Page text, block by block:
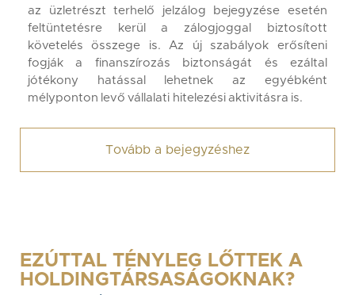
az üzletrészt terhelő jelzálog bejegyzése esetén
feltüntetésre kerül a zálogjoggal biztosított
követelés összege is. Az új szabályok erősíteni
fogják a finanszírozás biztonságát és ezáltal
jótékony hatással lehetnek az egyébként
mélyponton levő vállalati hitelezési aktivitásra is.
Tovább a bejegyzéshez
EZÚTTAL TÉNYLEG LŐTTEK A
HOLDINGTÁRSASÁGOKNAK?